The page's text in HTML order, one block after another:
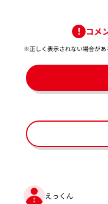
コメ
※正しく表示されない場合があ
えっくん